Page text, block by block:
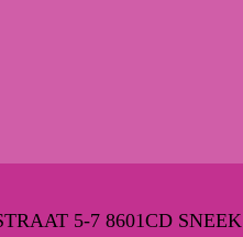
5-7 8601CD SNEEK